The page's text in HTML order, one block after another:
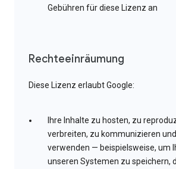
Gebühren für diese Lizenz an
Rechteeinräumung
Diese Lizenz erlaubt Google:
Ihre Inhalte zu hosten, zu
verbreiten, zu kommunizieren
verwenden — beispielsweise, um
unseren Systemen zu speichern,